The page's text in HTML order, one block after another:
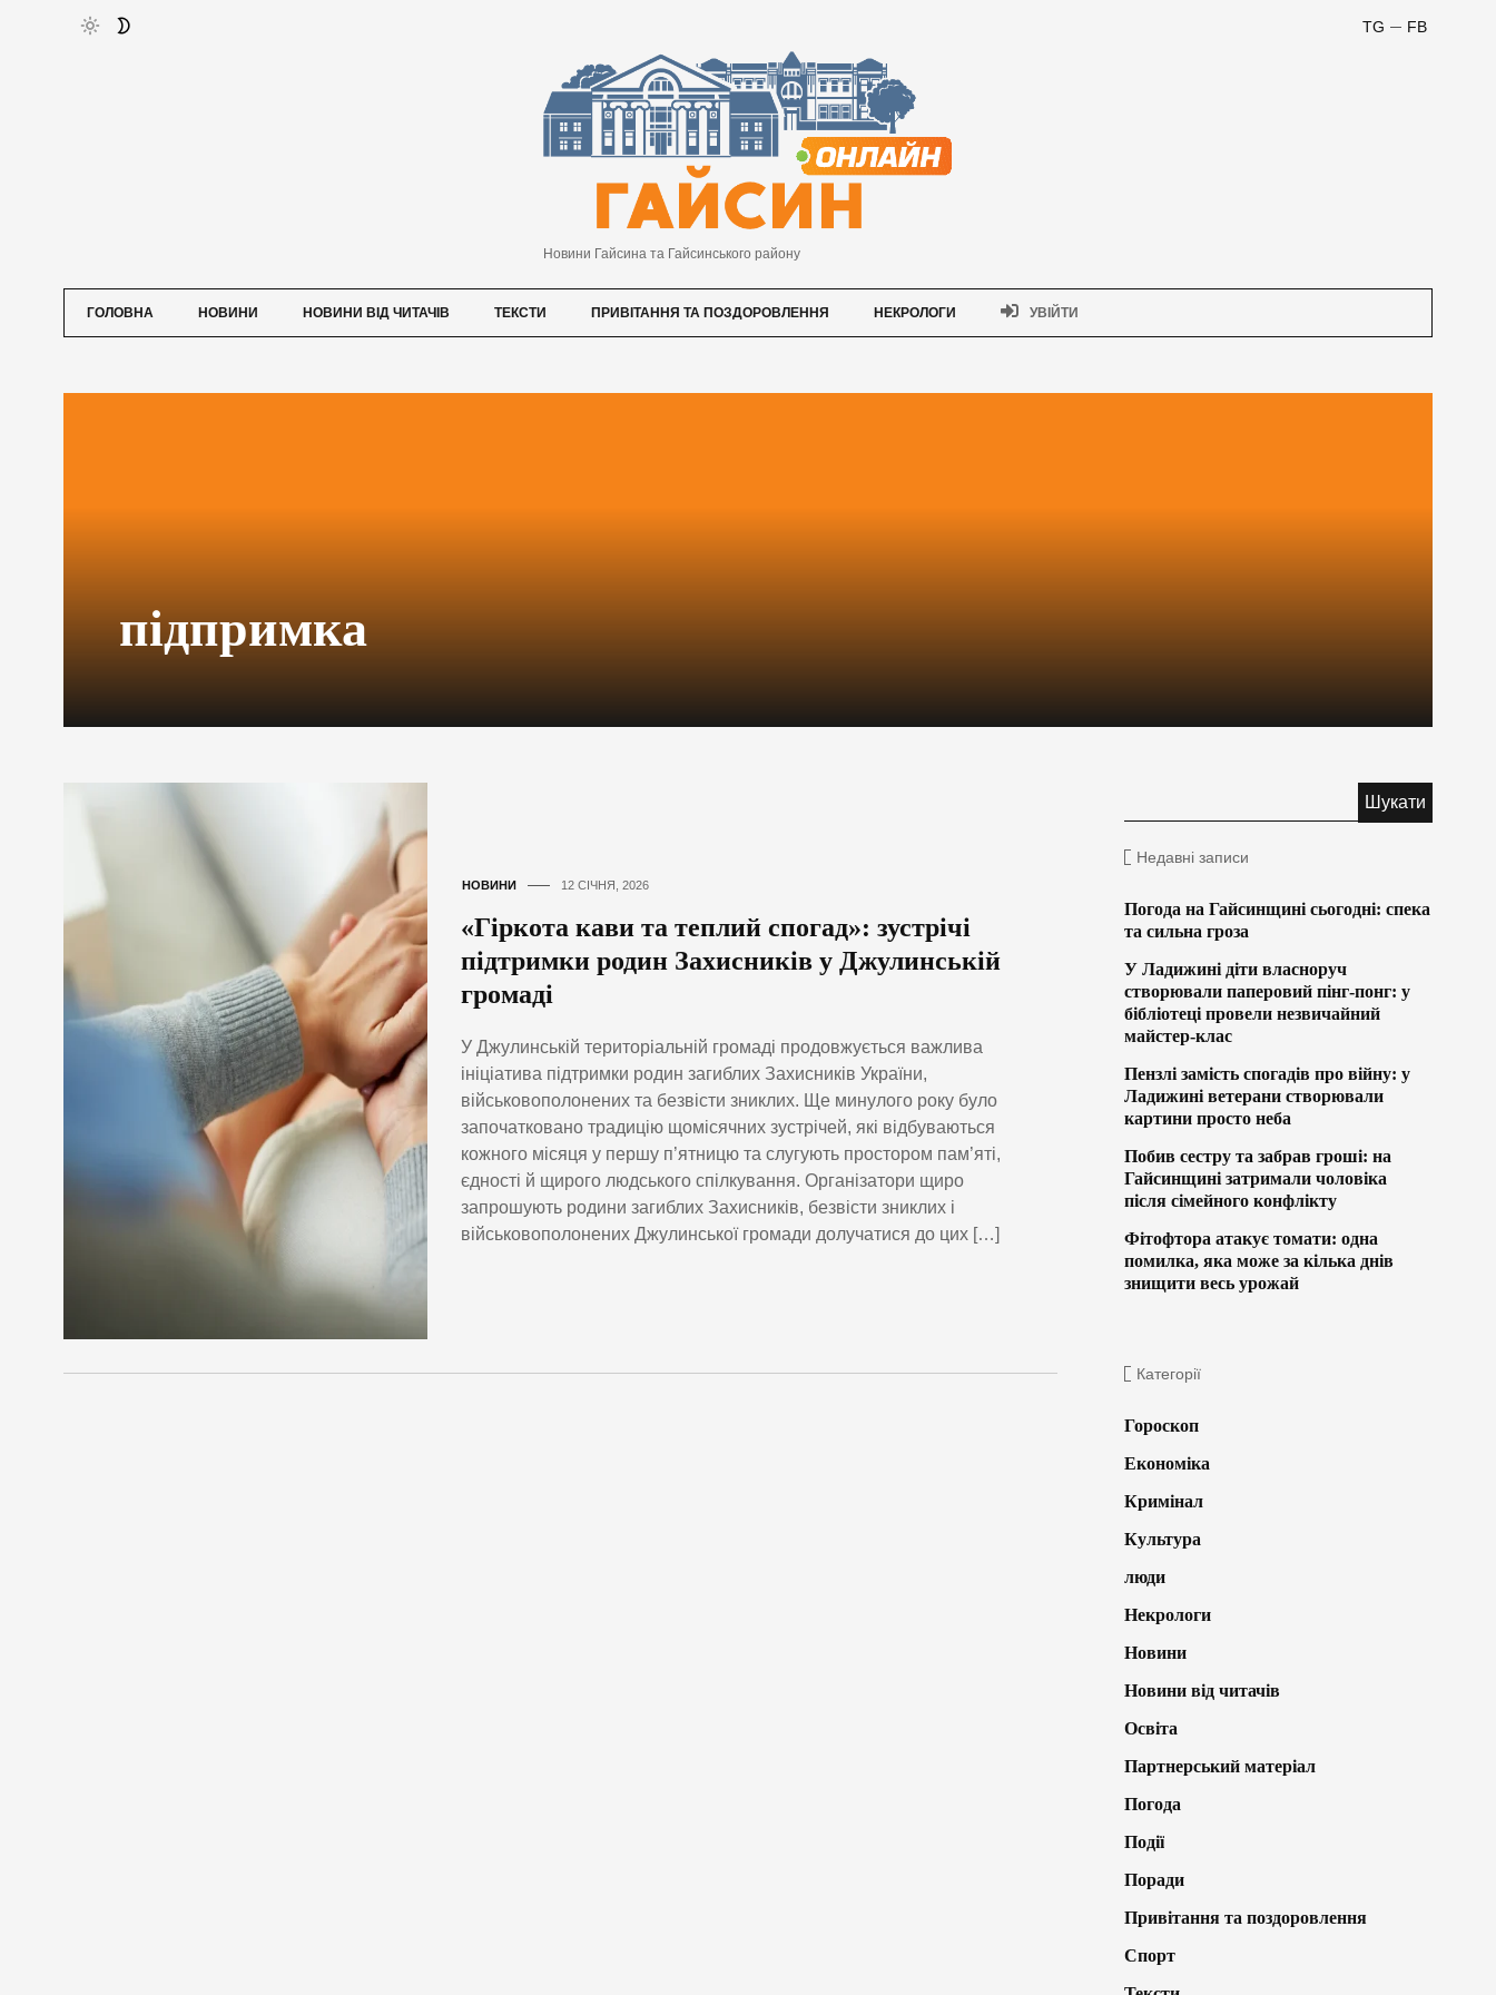
FB
TG
Новини Гайсина та Гайсинського району
ГОЛОВНА НОВИНИ НОВИНИ ВІД ЧИТАЧІВ ТЕКСТИ ПРИВІТАННЯ ТА ПОЗДОРОВЛЕННЯ НЕКРОЛОГИ УВІЙТИ
підпримка
НОВИНИ 12 СІЧНЯ, 2026
«Гіркота кави та теплий спогад»: зустрічі
підтримки родин Захисників у Джулинській
громаді
У Джулинській територіальній громаді продовжується важлива
ініціатива підтримки родин загиблих Захисників України,
військовополонених та безвісти зниклих. Ще минулого року було
започатковано традицію щомісячних зустрічей, які відбуваються
кожного місяця у першу п’ятницю та слугують простором пам’яті,
єдності й щирого людського спілкування. Організатори щиро
запрошують родини загиблих Захисників, безвісти зниклих і
військовополонених Джулинської громади долучатися до цих […]
Недавні записи
Погода на Гайсинщині сьогодні: спека
та сильна гроза
У Ладижині діти власноруч
створювали паперовий пінг-понг: у
бібліотеці провели незвичайний
майстер-клас
Пензлі замість спогадів про війну: у
Ладижині ветерани створювали
картини просто неба
Побив сестру та забрав гроші: на
Гайсинщині затримали чоловіка
після сімейного конфлікту
Фітофтора атакує томати: одна
помилка, яка може за кілька днів
знищити весь урожай
Категорії
Гороскоп
Економіка
Кримінал
Культура
люди
Некрологи
Новини
Новини від читачів
Освіта
Партнерський матеріал
Погода
Події
Поради
Привітання та поздоровлення
Спорт